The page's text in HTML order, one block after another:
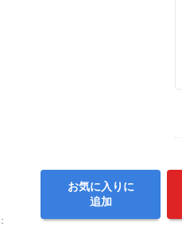
お気に入りに
追加